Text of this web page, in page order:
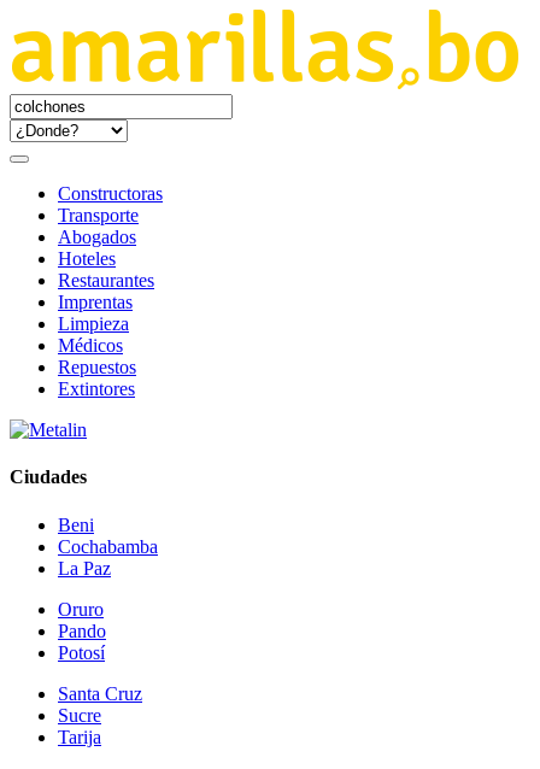
Constructoras
Transporte
Abogados
Hoteles
Restaurantes
Imprentas
Limpieza
Médicos
Repuestos
Extintores
Ciudades
Beni
Cochabamba
La Paz
Oruro
Pando
Potosí
Santa Cruz
Sucre
Tarija